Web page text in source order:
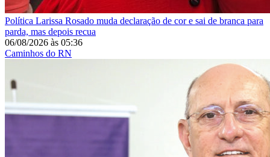
Política Larissa Rosado muda declaração de cor e sai de branca para
parda, mas depois recua
06/08/2026 às 05:36
Caminhos do RN